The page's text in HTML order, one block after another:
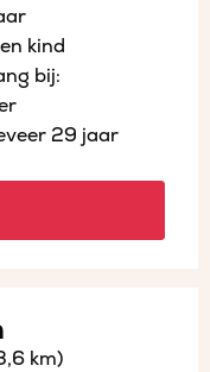
kind
bij:
29 jaar
km)